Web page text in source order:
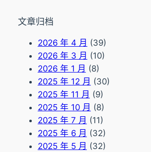
文章归档
2026 年 4 月 (39)
2026 年 3 月 (10)
2026 年 1 月 (8)
2025 年 12 月 (30)
2025 年 11 月 (9)
2025 年 10 月 (8)
2025 年 7 月 (11)
2025 年 6 月 (32)
2025 年 5 月 (32)